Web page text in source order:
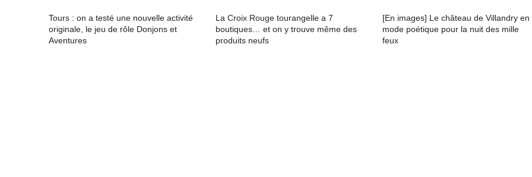
Tours : on a testé une nouvelle activité
originale, le jeu de rôle Donjons et
Aventures
La Croix Rouge tourangelle a 7
boutiques… et on y trouve même des
produits neufs
[En images] Le château de Villandry en
mode poétique pour la nuit des mille
feux